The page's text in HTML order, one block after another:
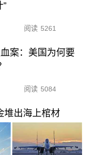
”
阅读 5261
案：美国为何要
阅读 5084
堆出海上棺材